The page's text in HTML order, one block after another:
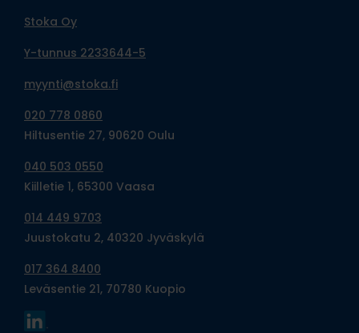
Stoka Oy
Y-tunnus 2233644-5
myynti@stoka.fi
020 778 0860
Hiltusentie 27, 90620 Oulu
040 503 0550
Kiilletie 1, 65300 Vaasa
014 449 9703
Juustokatu 2, 40320 Jyväskylä
017 364 8400
Leväsentie 21, 70780 Kuopio